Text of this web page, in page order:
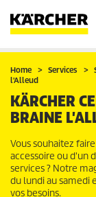
Panier
Mes Favoris
Home Services
l'Alleud
KÄRCHER
BRAINE
Vous souhaitez
accessoire ou d'un
services ? Notre
du lundi au samedi
vos besoins.